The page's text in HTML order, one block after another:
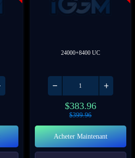
24000+8400 UC
$383.96
$399.96
Acheter Maintenant